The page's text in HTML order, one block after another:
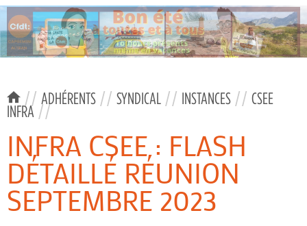
// ADHÉRENTS // SYNDICAL // INSTANCES // CSEE
INFRA //
INFRA CSEE : FLASH
DÉTAILLÉ RÉUNION
SEPTEMBRE 2023